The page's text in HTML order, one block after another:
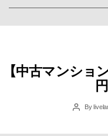
【中古マンショ
PostBy